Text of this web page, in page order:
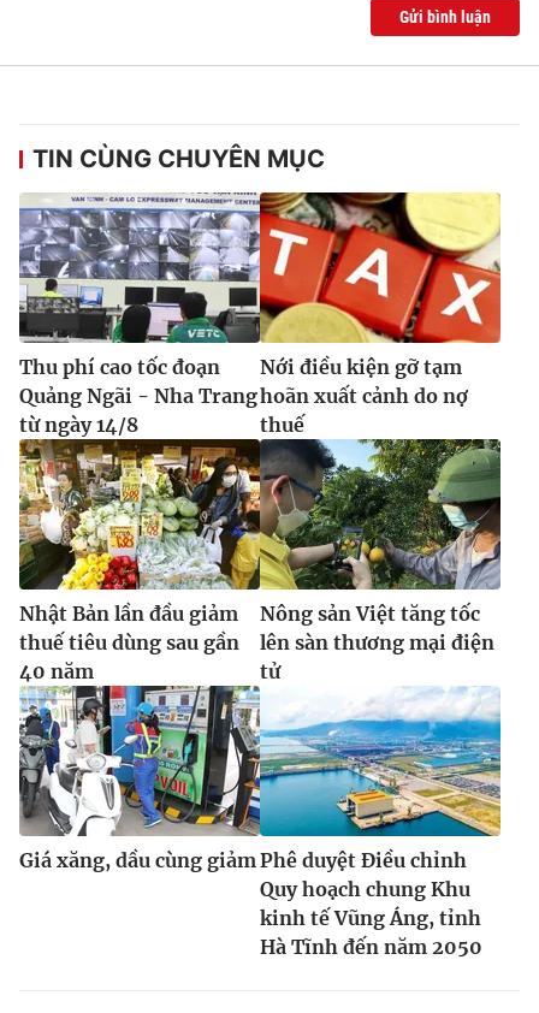
Gửi bình luận
TIN CÙNG CHUYÊN MỤC
Thu phí cao tốc đoạn
Quảng Ngãi - Nha Trang
từ ngày 14/8
Nới điều kiện gỡ tạm
hoãn xuất cảnh do nợ
thuế
Nhật Bản lần đầu giảm
thuế tiêu dùng sau gần
40 năm
Nông sản Việt tăng tốc
lên sàn thương mại điện
tử
Giá xăng, dầu cùng giảmPhê duyệt Điều chỉnh
Quy hoạch chung Khu
kinh tế Vũng Áng, tỉnh
Hà Tĩnh đến năm 2050